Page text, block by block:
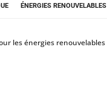
ÉNERGIES RENOUVELABLES
les énergies renouvelables